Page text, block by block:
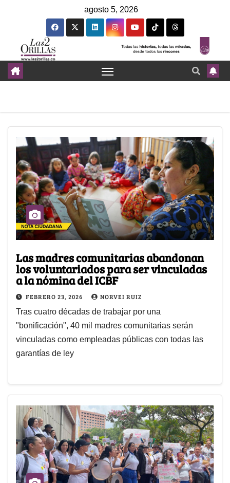
agosto 5, 2026
Las madres comunitarias abandonan
los voluntariados para ser vinculadas
a la nómina del ICBF
FEBRERO 23, 2026 NORVEI RUIZ
Tras cuatro décadas de trabajar por una
"bonificación", 40 mil madres comunitarias serán
vinculadas como empleadas públicas con todas las
garantías de ley